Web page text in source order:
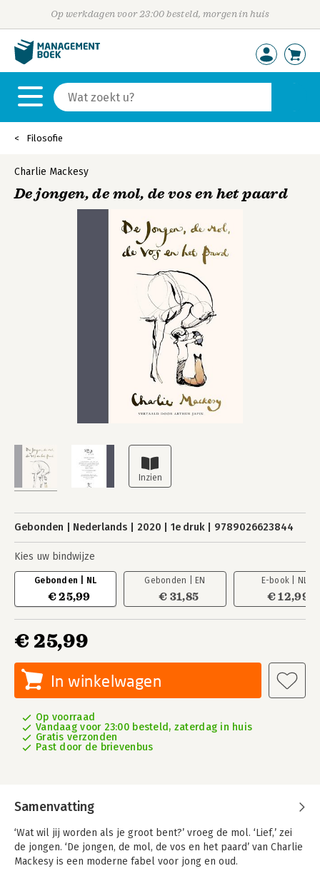
Op werkdagen voor 23:00 besteld, morgen in huis
Filosofie
Charlie Mackesy
De jongen, de mol, de vos en het paard
Gebonden Nederlands 2020 1e druk 9789026623844
Kies uw bindwijze
Gebonden | NL
€ 25,99
Gebonden | EN
€ 31,85
E-book | NL
€ 12,99
€ 25,99
In winkelwagen
Op voorraad
Vandaag voor 23:00 besteld, zaterdag in huis
Gratis verzonden
Past door de brievenbus
Samenvatting
‘Wat wil jij worden als je groot bent?’ vroeg de mol. ‘Lief,’ zei
de jongen. ‘De jongen, de mol, de vos en het paard’ van Charlie
Mackesy is een moderne fabel voor jong en oud.